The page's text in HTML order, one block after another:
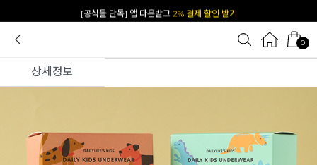
[공식몰 단독] 앱 다운받고 2% 결제 할인 받기
0
상세정보